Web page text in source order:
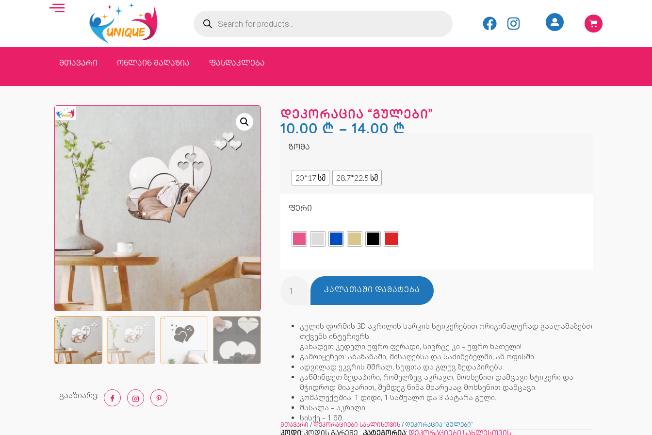
მთავარი ონლაინ მაღაზია ფასდაკლება
გააზიარე:
დეკორაცია “გულები”
10,00 ₾ – 14,00 ₾
ზომა
20*17 სმ 28.7*22.5 სმ
ფერი
ᲙᲐᲚᲐᲗᲐᲨᲘ ᲓᲐᲛᲐᲢᲔᲑᲐ
გულის ფორმის 3D აკრილის სარკის სტიკერებით ორიგინალურად გაალამაზებთ
თქვენს ინტერიერს.
გახადეთ კედელი უფრო ფერადი, სივრცე კი – უფრო ნათელი!
გამოიყენეთ: აბაზანაში, მისაღებსა და საძინებელში, ან ოფისში.
ადვილად ეკვრის მშრალ, სუფთა და გლუვ ზედაპირებს.
გაწმინდეთ ზედაპირი, რომელზეც აკრავთ, მოხსენით დამცავი სტიკერი და
მჭიდროდ მიაკარით, შემდეგ წინა მხარესაც მოხსენით დამცავი.
კომპლექტშია: 1 დიდი, 1 საშუალო და 3 პატარა გული.
მასალა – აკრილი.
სისქე – 1 მმ.
მთავარი / დეკორაციები სახლისთვის / დეკორაცია “გულები”